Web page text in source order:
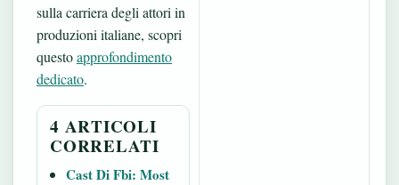
sulla carriera degli attori in
produzioni italiane, scopri
questoapprofondimento
dedicato.
4 ARTICOLI
CORRELATI
Cast Di Fbi: Most